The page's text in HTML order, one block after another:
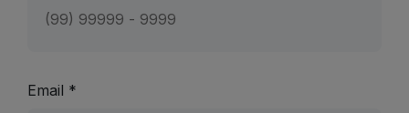
Email *